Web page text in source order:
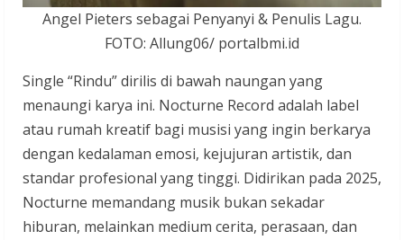
Angel Pieters sebagai Penyanyi & Penulis Lagu.
FOTO: Allung06/ portalbmi.id
Single “Rindu” dirilis di bawah naungan yang
menaungi karya ini. Nocturne Record adalah label
atau rumah kreatif bagi musisi yang ingin berkarya
dengan kedalaman emosi, kejujuran artistik, dan
standar profesional yang tinggi. Didirikan pada 2025,
Nocturne memandang musik bukan sekadar
hiburan, melainkan medium cerita, perasaan, dan